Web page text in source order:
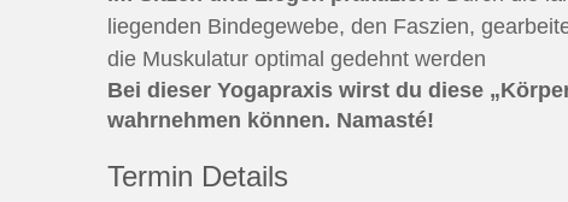
liegenden Bindegewebe, den Faszien,
die Muskulatur optimal gedehnt werden
Bei dieser Yogapraxis wirst du diese
wahrnehmen können. Namasté!
Termin Details